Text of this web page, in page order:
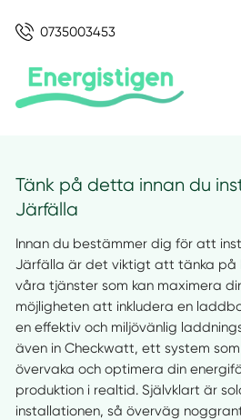
0735003453
Tänk på detta innan du
Järfälla
Innan du bestämmer dig för att
Järfälla är det viktigt att tänka på
våra tjänster som kan maximera
möjligheten att inkludera en
en effektiv och miljövänlig
även in Checkwatt, ett system
övervaka och optimera din
produktion i realtid. Självklart är
installationen, så överväg